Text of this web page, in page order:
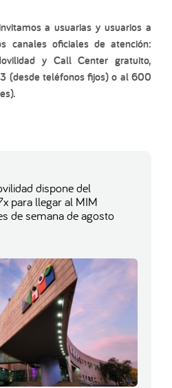
a usuarias y usuarios a
canales oficiales de atención:
y Call Center gratuito,
(desde teléfonos fijos) o al 600
dispone del
para llegar al MIM
de semana de agosto